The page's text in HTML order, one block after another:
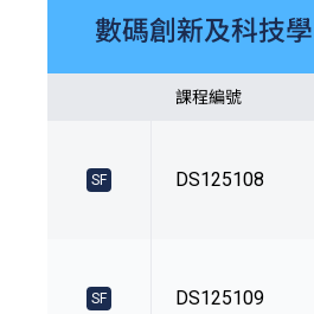
數碼創新及科技
課程編號
SF DS125108
SF DS125109